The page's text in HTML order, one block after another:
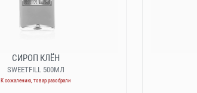
СИРОП КЛЁН
SWEETFILL 500МЛ
К сожалению, товар разобрали